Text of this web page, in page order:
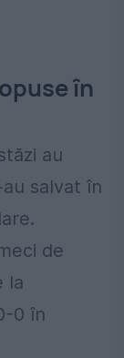
în
au
salvat în
de
la
0 în